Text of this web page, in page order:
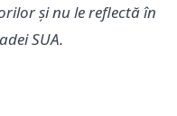
și nu le reflectă în
SUA.